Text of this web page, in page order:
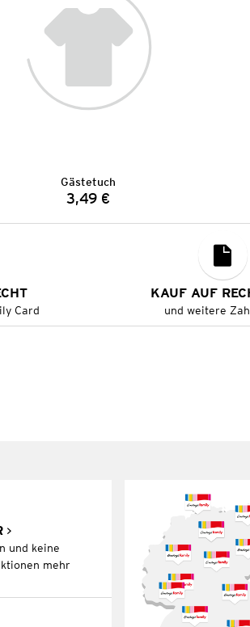
Gästetuch
Preis:
3,49 €
Card
KAUF AUF
und weitere
und keine
mehr